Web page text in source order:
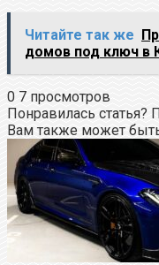
Читайте так же
домов под ключ в
0 7 просмотров
Понравилась статья?
Вам также может